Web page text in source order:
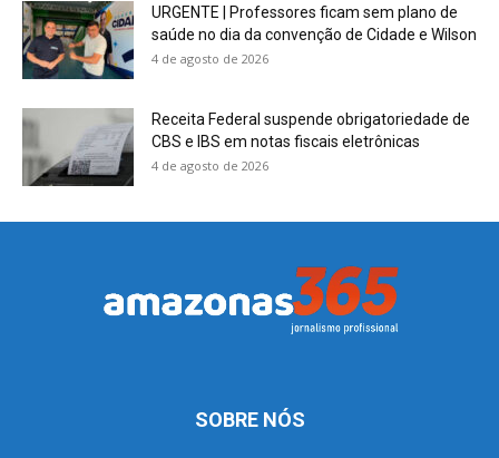
URGENTE | Professores ficam sem plano de
saúde no dia da convenção de Cidade e Wilson
4 de agosto de 2026
Receita Federal suspende obrigatoriedade de
CBS e IBS em notas fiscais eletrônicas
4 de agosto de 2026
SOBRE NÓS